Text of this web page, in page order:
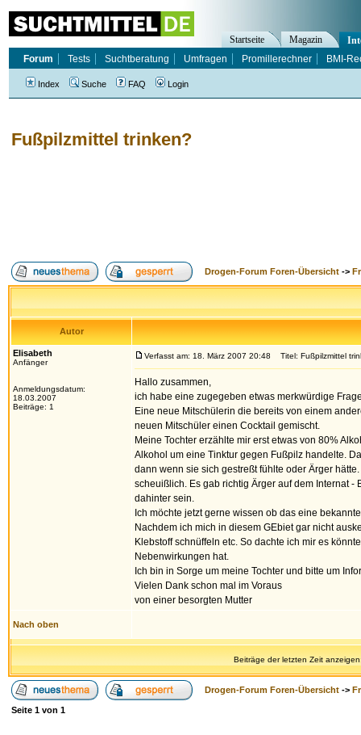
Fußpilzmittel trinken?
Drogen-Forum Foren-Übersicht ->
Autor
Elisabeth
Anfänger
Anmeldungsdatum:
18.03.2007
Beiträge: 1
Verfasst am: 18. März 2007 20:48 Titel: Fußpilzmittel
Hallo zusammen,
ich habe eine zugegeben etwas merkwürdige
Eine neue Mitschülerin die bereits von einem
neuen Mitschüler einen Cocktail gemischt.
Meine Tochter erzählte mir erst etwas von 80%
Alkohol um eine Tinktur gegen Fußpilz handelte.
dann wenn sie sich gestreßt fühlte oder Ärger
scheuißlich. Es gab richtig Ärger auf dem Internat
dahinter sein.
Ich möchte jetzt gerne wissen ob das eine
Nachdem ich mich in diesem GEbiet gar nicht
Klebstoff schnüffeln etc. So dachte ich mir es
Nebenwirkungen hat.
Ich bin in Sorge um meine Tochter und bitte um
Vielen Dank schon mal im Voraus
von einer besorgten Mutter
Nach oben
Beiträge der letzten Zeit
Drogen-Forum Foren-Übersicht ->
Seite 1 von 1
Startseite Magazin
Forum
Tests Suchtberatung Umfragen Promillerechner BMI-
Index Suche FAQ Login